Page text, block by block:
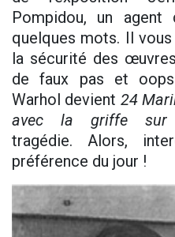
Pompidou, un
quelques mots. Il
la sécurité des
de faux pas et
Warhol devient 24
avec la griffe sur
tragédie. Alors,
préférence du jour !